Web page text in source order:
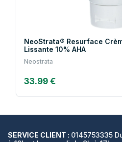
NeoStrata® Resurface
Lissante 10% AHA
Neostrata
33.99 €
SERVICE CLIENT : 0145753335